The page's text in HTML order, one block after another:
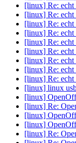
[linux] Re: echt
[linux] Re: echt
[linux] Re: echt
[linux] Re: echt
[linux] Re: echt
[linux] Re: echt
[linux] Re: echt
[linux] Re: echt
[linux] Re: echt
[linux] linux
[linux]
[linux] Re:
[linux]
[linux]
[linux] Re: